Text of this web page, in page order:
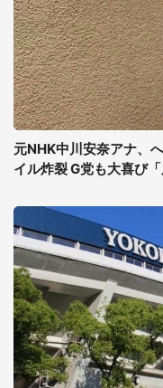
元NHK中川安奈アナ、
イル炸裂 G党も大喜び